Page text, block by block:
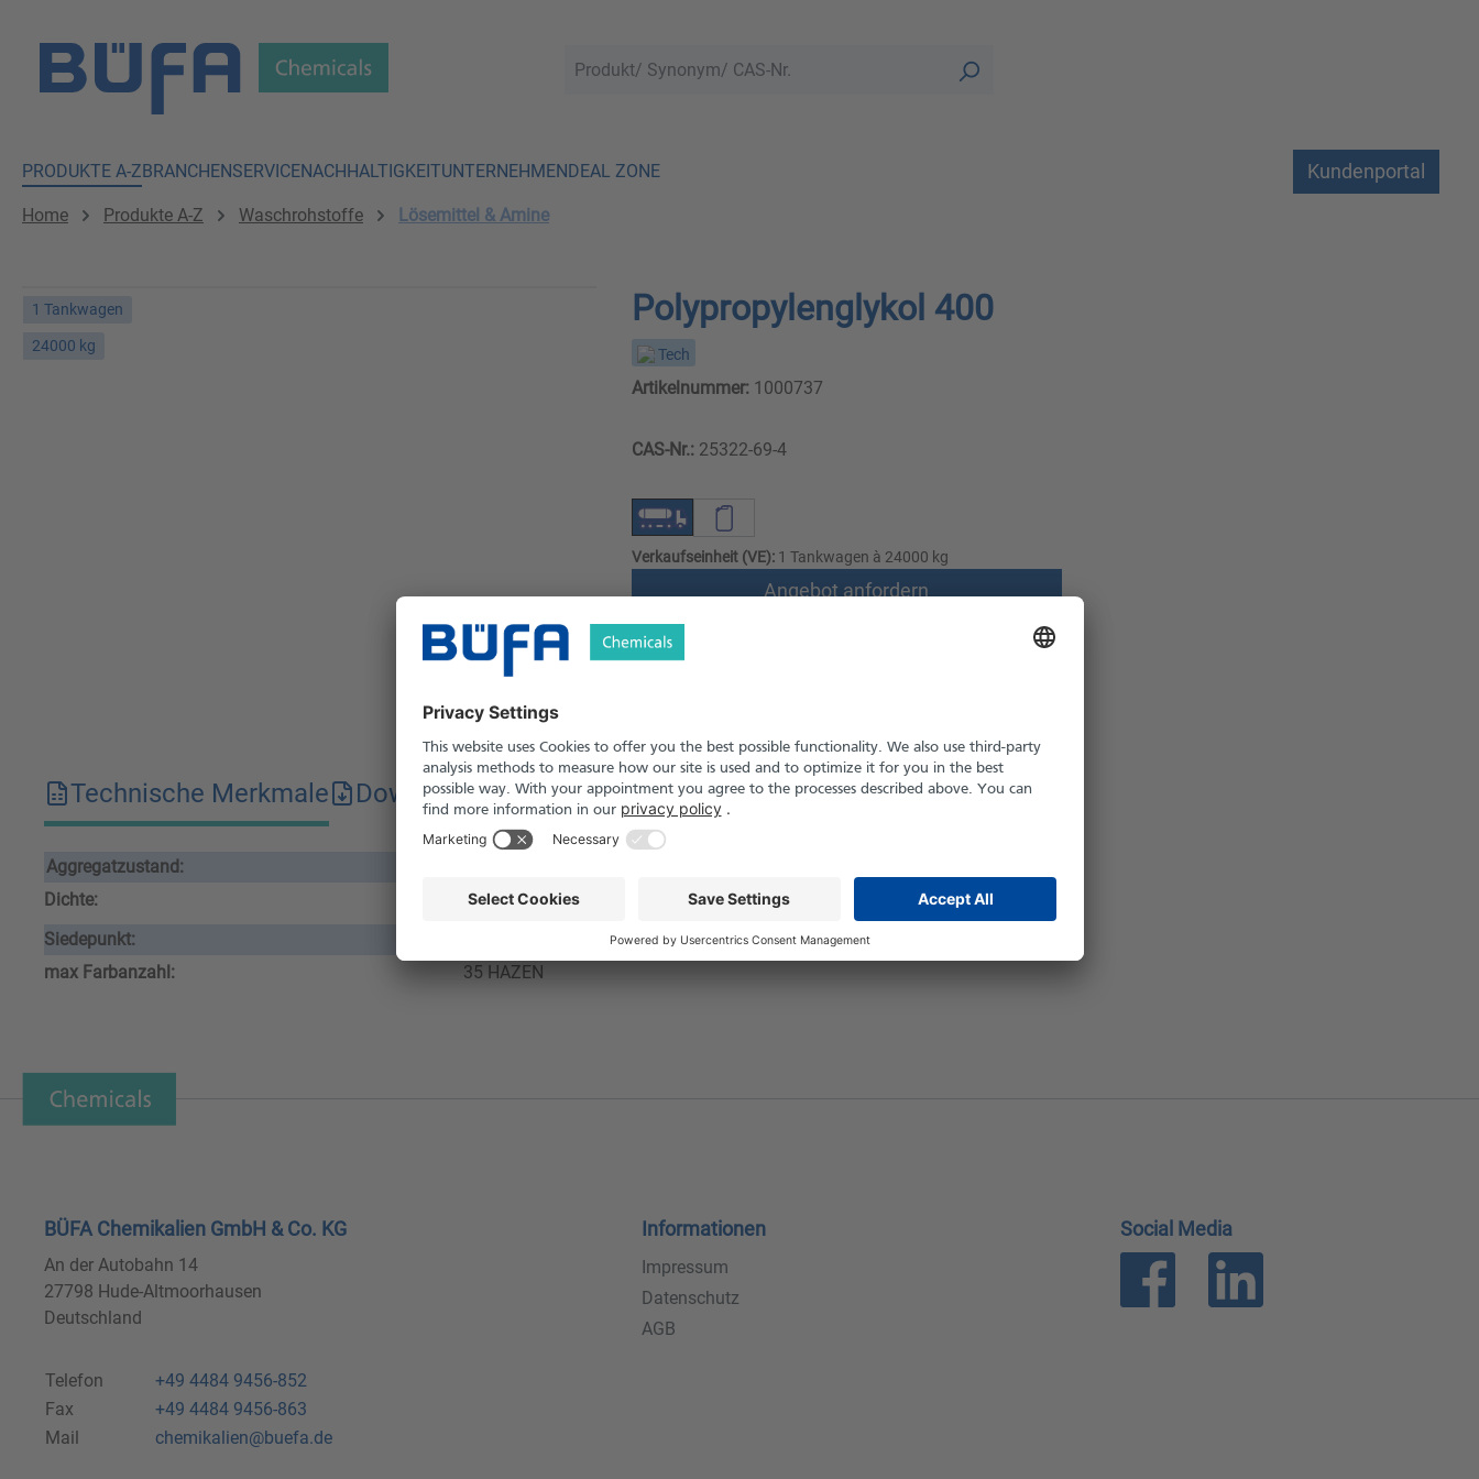
PRODUKTE A-ZBRANCHENSERVICENACHHALTIGKEITUNTERNEHMENDEAL ZONE Kundenportal
Home Produkte A-Z Waschrohstoffe Lösemittel & Amine
1 Tankwagen
24000 kg
Polypropylenglykol 400
Tech
Artikelnummer:1000737
CAS-Nr.:25322-69-4
Verkaufseinheit (VE):1 Tankwagen à 24000 kg
Angebot anfordern
Versand nach Österreich und die Schweiz möglich
Technische Merkmale Downloads Sicherheitshinweise
Aggregatzustand:
Dichte:
1.007
Siedepunkt:
max Farbanzahl:
35 HAZEN
BÜFA Chemikalien GmbH & Co. KG
An der Autobahn 14
27798 Hude-Altmoorhausen
Deutschland
Telefon
+49 4484 9456-852
Fax
+49 4484 9456-863
Mail
chemikalien@buefa.de
Informationen
Impressum
Datenschutz
AGB
Social Media